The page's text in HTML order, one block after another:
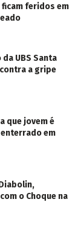
feridos em
UBS Santa
a gripe
que jovem é
em
o Choque na